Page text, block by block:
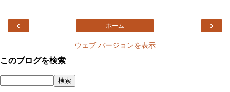
‹ ›
ホーム
ウェブ バージョンを表示
このブログを検索